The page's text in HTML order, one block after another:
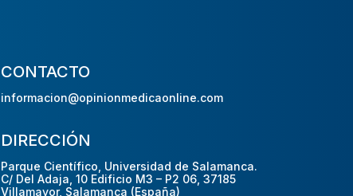
CONTACTO
informacion@opinionmedicaonline.com
DIRECCIÓN
Parque Científico, Universidad de Salamanca.
C/ Del Adaja, 10 Edificio M3 – P2 06, 37185
Villamayor, Salamanca (España)